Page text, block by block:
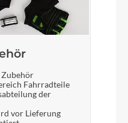
Zubehör
Fahrradteile
der
vor Lieferung